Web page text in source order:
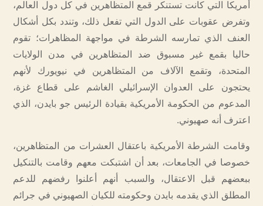
أمريكا التي كانت تستنكر قمع المتظاهرين في كل دول العالم،
وتفرض عقوبات على الدول التي تفعل ذلك، وتندد بكل أشكال
العنف الذي تمارسه الشرطة في مواجهة المظاهرات؛ تقوم
حاليا بقمع غير مسبوق ضد المتظاهرين في مدن الولايات
المتحدة، وتقمع الآلاف من المتظاهرين في نيويورك لأنهم
يحتجون على العدوان الإسرائيلي الغاشم على قطاع غزة،
المدعوم من الحكومة الأمريكية بقيادة الرئيس جو بايدن، الذي
اعترف أنه صهيوني.
وقامت الشرطة الأمريكية باعتقال العشرات من المتظاهرين،
خصوصا في الجامعات، بعد أن اشتبكت معهم وقامت بالتنكيل
ببعضهم قبل الاعتقال، والسبب أنهم أعلنوا رفضهم للدعم
المطلق الذي يقدمه بايدن وحكومته للكيان الصهيوني في جرائم